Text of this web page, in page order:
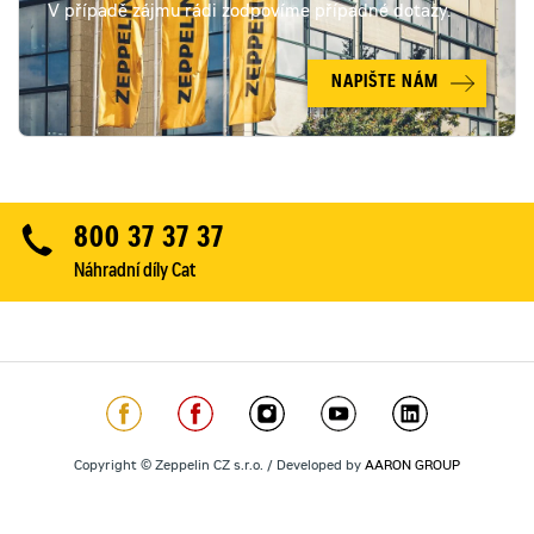
V případě zájmu rádi zodpovíme případné dotazy.
NAPIŠTE NÁM
800 37 37 37
Náhradní díly Cat
Copyright © Zeppelin CZ s.r.o. / Developed by AARON GROUP